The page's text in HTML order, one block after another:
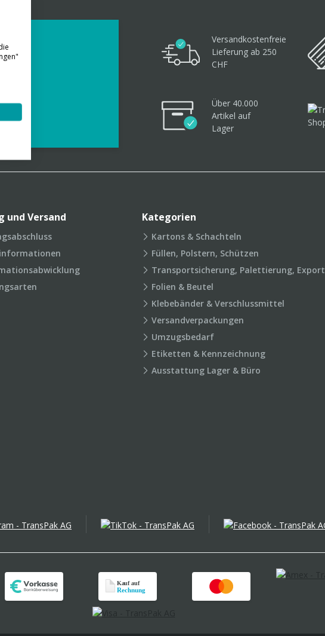
Versandkostenfreie
Lieferung ab 250
CHF
Über 40.000
Artikel auf
Lager
und Versand Kategorien
Kartons & Schachteln
Füllen, Polstern, Schützen
Transportsicherung, Palettierung, Export
Folien & Beutel
Klebebänder & Verschlussmittel
Versandverpackungen
Umzugsbedarf
Etiketten & Kennzeichnung
Ausstattung Lager & Büro